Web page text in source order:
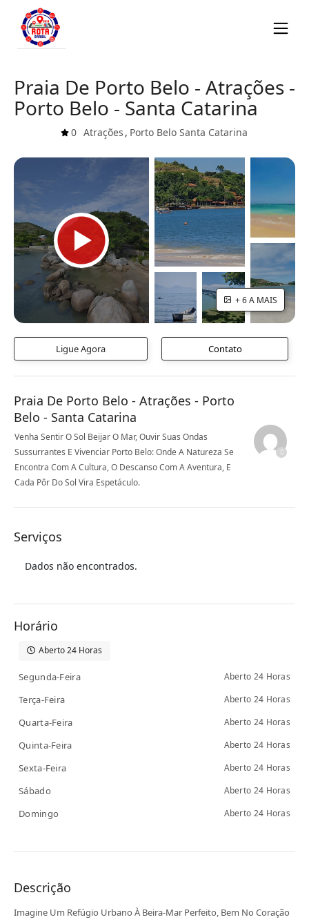
Praia De Porto Belo - Atrações -
Porto Belo - Santa Catarina
0 Atrações , Porto Belo Santa Catarina
+ 6 A MAIS
Ligue Agora Contato
Praia De Porto Belo - Atrações - Porto
Belo - Santa Catarina
Venha Sentir O Sol Beijar O Mar, Ouvir Suas Ondas
Sussurrantes E Vivenciar Porto Belo: Onde A Natureza Se
Encontra Com A Cultura, O Descanso Com A Aventura, E
Cada Pôr Do Sol Vira Espetáculo.
Serviços
Dados não encontrados.
Horário
Aberto 24 Horas
Segunda-Feira Aberto 24 Horas
Terça-Feira Aberto 24 Horas
Quarta-Feira Aberto 24 Horas
Quinta-Feira Aberto 24 Horas
Sexta-Feira Aberto 24 Horas
Sábado Aberto 24 Horas
Domingo Aberto 24 Horas
Descrição
Imagine Um Refúgio Urbano À Beira-Mar Perfeito, Bem No Coração